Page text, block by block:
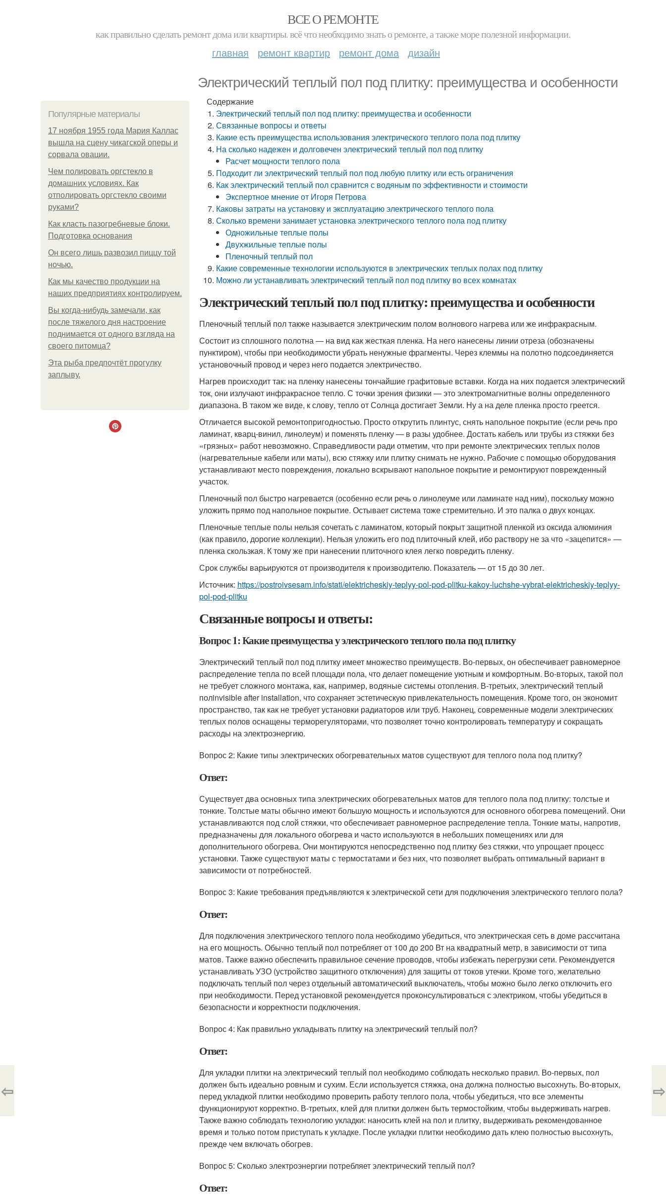
ВСЕ О РЕМОНТЕ
как правильно сделать ремонт дома или квартиры. всё что необходимо знать о ремонте, а также море полезной информации.
главная ремонт квартир ремонт дома дизайн
Электрический теплый пол под плитку: преимущества и особенности
Популярные материалы
17 ноября 1955 года Мария Каллас
вышла на сцену чикагской оперы и
сорвала овации.
Чем полировать оргстекло в
домашних условиях. Как
отполировать оргстекло своими
руками?
Как класть пазогребневые блоки.
Подготовка основания
Он всего лишь развозил пиццу той
ночью.
Как мы качество продукции на
наших предприятиях контролируем.
Вы когда-нибудь замечали, как
после тяжелого дня настроение
поднимается от одного взгляда на
своего питомца?
Эта рыба предпочтёт прогулку
заплыву.
Содержание
Электрический теплый пол под плитку: преимущества и особенности
Связанные вопросы и ответы
Какие есть преимущества использования электрического теплого пола под плитку
На сколько надежен и долговечен электрический теплый пол под плитку
Расчет мощности теплого пола
Подходит ли электрический теплый пол под любую плитку или есть ограничения
Как электрический теплый пол сравнится с водяным по эффективности и стоимости
Экспертное мнение от Игоря Петрова
Каковы затраты на установку и эксплуатацию электрического теплого пола
Сколько времени занимает установка электрического теплого пола под плитку
Одножильные теплые полы
Двухжильные теплые полы
Пленочный теплый пол
Какие современные технологии используются в электрических теплых полах под плитку
Можно ли устанавливать электрический теплый пол под плитку во всех комнатах
Электрический теплый пол под плитку: преимущества и особенности
Пленочный теплый пол также называется электрическим полом волнового нагрева или же инфракрасным.
Состоит из сплошного полотна — на вид как жесткая пленка. На него нанесены линии отреза (обозначены
пунктиром), чтобы при необходимости убрать ненужные фрагменты. Через клеммы на полотно подсоединяется
установочный провод и через него подается электричество.
Нагрев происходит так: на пленку нанесены тончайшие графитовые вставки. Когда на них подается электрический
ток, они излучают инфракрасное тепло. С точки зрения физики — это электромагнитные волны определенного
диапазона. В таком же виде, к слову, тепло от Солнца достигает Земли. Ну а на деле пленка просто греется.
Отличается высокой ремонтопригодностью. Просто открутить плинтус, снять напольное покрытие (если речь про
ламинат, кварц-винил, линолеум) и поменять пленку — в разы удобнее. Достать кабель или трубы из стяжки без
«грязных» работ невозможно. Справедливости ради отметим, что при ремонте электрических теплых полов
(нагревательные кабели или маты), всю стяжку или плитку снимать не нужно. Рабочие с помощью оборудования
устанавливают место повреждения, локально вскрывают напольное покрытие и ремонтируют поврежденный
участок.
Пленочный пол быстро нагревается (особенно если речь о линолеуме или ламинате над ним), поскольку можно
уложить прямо под напольное покрытие. Остывает система тоже стремительно. И это палка о двух концах.
Пленочные теплые полы нельзя сочетать с ламинатом, который покрыт защитной пленкой из оксида алюминия
(как правило, дорогие коллекции). Нельзя уложить его под плиточный клей, ибо раствору не за что «зацепится» —
пленка скользкая. К тому же при нанесении плиточного клея легко повредить пленку.
Срок службы варьируются от производителя к производителю. Показатель — от 15 до 30 лет.
Источник: https://postroivsesam.info/stati/elektricheskiy-teplyy-pol-pod-plitku-kakoy-luchshe-vybrat-elektricheskiy-teplyy-
pol-pod-plitku
Связанные вопросы и ответы:
Вопрос 1: Какие преимущества у электрического теплого пола под плитку
Электрический теплый пол под плитку имеет множество преимуществ. Во-первых, он обеспечивает равномерное
распределение тепла по всей площади пола, что делает помещение уютным и комфортным. Во-вторых, такой пол
не требует сложного монтажа, как, например, водяные системы отопления. В-третьих, электрический теплый
полinvisible after installation, что сохраняет эстетическую привлекательность помещения. Кроме того, он экономит
пространство, так как не требует установки радиаторов или труб. Наконец, современные модели электрических
теплых полов оснащены терморегуляторами, что позволяет точно контролировать температуру и сокращать
расходы на электроэнергию.
Вопрос 2: Какие типы электрических обогревательных матов существуют для теплого пола под плитку?
Ответ:
Существует два основных типа электрических обогревательных матов для теплого пола под плитку: толстые и
тонкие. Толстые маты обычно имеют большую мощность и используются для основного обогрева помещений. Они
устанавливаются под слой стяжки, что обеспечивает равномерное распределение тепла. Тонкие маты, напротив,
предназначены для локального обогрева и часто используются в небольших помещениях или для
дополнительного обогрева. Они монтируются непосредственно под плитку без стяжки, что упрощает процесс
установки. Также существуют маты с термостатами и без них, что позволяет выбрать оптимальный вариант в
зависимости от потребностей.
Вопрос 3: Какие требования предъявляются к электрической сети для подключения электрического теплого пола?
Ответ:
Для подключения электрического теплого пола необходимо убедиться, что электрическая сеть в доме рассчитана
на его мощность. Обычно теплый пол потребляет от 100 до 200 Вт на квадратный метр, в зависимости от типа
матов. Также важно обеспечить правильное сечение проводов, чтобы избежать перегрузки сети. Рекомендуется
устанавливать УЗО (устройство защитного отключения) для защиты от токов утечки. Кроме того, желательно
подключать теплый пол через отдельный автоматический выключатель, чтобы можно было легко отключить его
при необходимости. Перед установкой рекомендуется проконсультироваться с электриком, чтобы убедиться в
безопасности и корректности подключения.
Вопрос 4: Как правильно укладывать плитку на электрический теплый пол?
Ответ:
Для укладки плитки на электрический теплый пол необходимо соблюдать несколько правил. Во-первых, пол
должен быть идеально ровным и сухим. Если используется стяжка, она должна полностью высохнуть. Во-вторых,
перед укладкой плитки необходимо проверить работу теплого пола, чтобы убедиться, что все элементы
функционируют корректно. В-третьих, клей для плитки должен быть термостойким, чтобы выдерживать нагрев.
Также важно соблюдать технологию укладки: наносить клей на пол и плитку, выдерживать рекомендованное
время и только потом приступать к укладке. После укладки плитки необходимо дать клею полностью высохнуть,
прежде чем включать обогрев.
Вопрос 5: Сколько электроэнергии потребляет электрический теплый пол?
Ответ:
⇦ ⇨